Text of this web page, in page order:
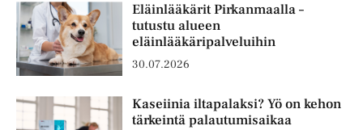
Eläinlääkärit Pirkanmaalla –
tutustu alueen
eläinlääkäripalveluihin
30.07.2026
Kaseiinia iltapalaksi? Yö on kehon
tärkeintä palautumisaikaa